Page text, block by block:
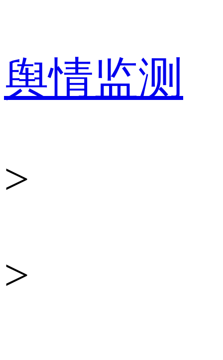
百
点
科
舆情监测
>
>